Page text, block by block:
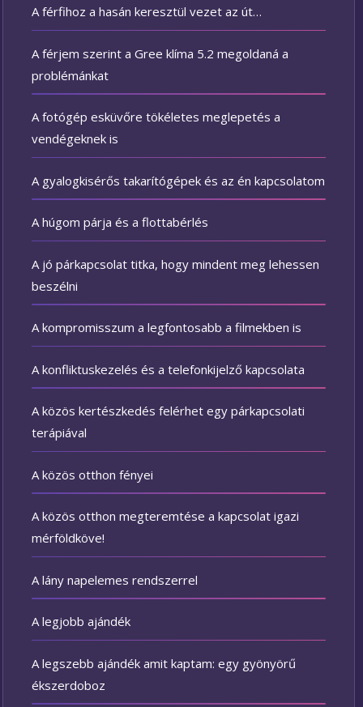
A férfihoz a hasán keresztül vezet az út…
A férjem szerint a Gree klíma 5.2 megoldaná a
problémánkat
A fotógép esküvőre tökéletes meglepetés a
vendégeknek is
A gyalogkisérős takarítógépek és az én kapcsolatom
A húgom párja és a flottabérlés
A jó párkapcsolat titka, hogy mindent meg lehessen
beszélni
A kompromisszum a legfontosabb a filmekben is
A konfliktuskezelés és a telefonkijelző kapcsolata
A közös kertészkedés felérhet egy párkapcsolati
terápiával
A közös otthon fényei
A közös otthon megteremtése a kapcsolat igazi
mérföldköve!
A lány napelemes rendszerrel
A legjobb ajándék
A legszebb ajándék amit kaptam: egy gyönyörű
ékszerdoboz